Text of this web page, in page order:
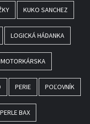
KUKO SANCHEZ
LOGICKÁ HÁDANKA
MOTORKÁRSKA
PERIE POĽOVNÍK
BAX